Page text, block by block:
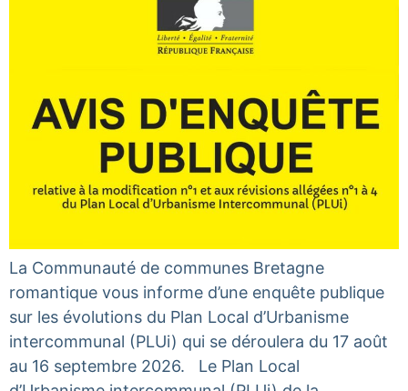
La Communauté de communes Bretagne
romantique vous informe d’une enquête publique
sur les évolutions du Plan Local d’Urbanisme
intercommunal (PLUi) qui se déroulera du 17 août
au 16 septembre 2026. Le Plan Local